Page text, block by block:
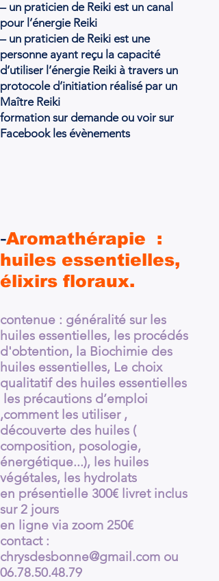
– un praticien de Reiki est un canal
pour l’énergie Reiki
– un praticien de Reiki est une
personne ayant reçu la capacité
d’utiliser l’énergie Reiki à travers un
protocole d’initiation réalisé par un
Maître Reiki
formation sur demande ou voir sur
Facebook les évènements
-Aromathérapie :
huiles essentielles,
élixirs floraux.
contenue : généralité sur les
huiles essentielles, les procédés
d'obtention, la Biochimie des
huiles essentielles, Le choix
qualitatif des huiles essentielles
les précautions d’emploi
,comment les utiliser ,
découverte des huiles (
composition, posologie,
énergétique...), les huiles
végétales, les hydrolats
en présentielle 300€ livret inclus
sur 2 jours
en ligne via zoom 250€
contact :
chrysdesbonne@gmail.com ou
06.78.50.48.79